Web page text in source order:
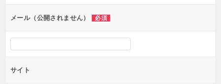
ンメール（公開されません） 必須
サイト